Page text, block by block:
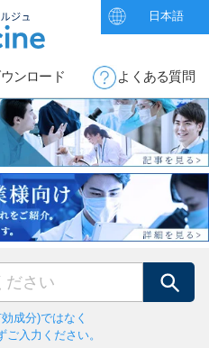
日本語
ンロード よくある質問
検索
成分)ではなく
入力ください。